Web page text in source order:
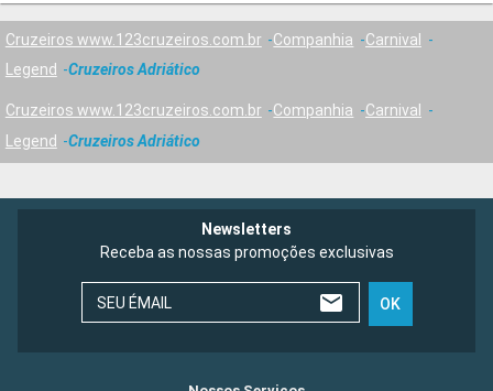
Cruzeiros www.123cruzeiros.com.br Companhia
Carnival
Legend
Cruzeiros Adriático
Cruzeiros www.123cruzeiros.com.br Companhia
Carnival
Legend
Cruzeiros Adriático
Newsletters
Receba as nossas promoções exclusivas
SEU ÉMAIL OK